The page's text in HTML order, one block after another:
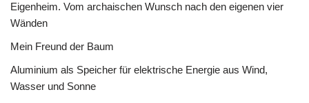
Eigenheim. Vom archaischen Wunsch nach den eigenen vier
Wänden
Mein Freund der Baum
Aluminium als Speicher für elektrische Energie aus Wind,
Wasser und Sonne